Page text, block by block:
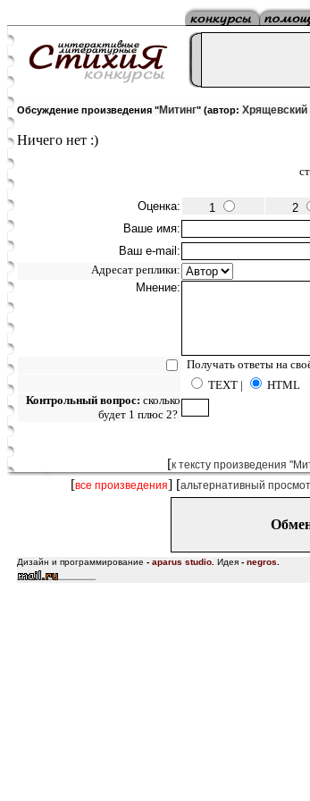
Обсуждение произведения "Митинг" (автор:
Ничего нет :)
Оценка: 1 2
Ваше имя:
Ваш e-mail:
Адресат реплики:
Мнение:
Получать ответы на
TEXT |
HTML
Контрольный вопрос: сколько
будет 1 плюс 2?
[к тексту произведения
[все произведения] [альтернативный
Дизайн и программирование - aparus studio Идея - negros